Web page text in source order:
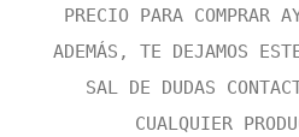
PRECIO PARA COMPRAR
ADEMÁS, TE DEJAMOS
SAL DE DUDAS
CUALQUIER